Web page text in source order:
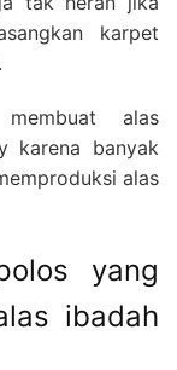
karpet
alas
karena banyak
alas
yang
ibadah